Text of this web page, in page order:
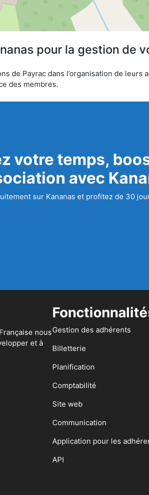
pour la gestion de
de Payrac dans l’organisation de
des membres.
votre temps,
avec
sur Kananas et profitez de 30
nous
et à
Gestion des adhérents
Billetterie
Planification
Comptabilité
Site web
Communication
Application pour les
API